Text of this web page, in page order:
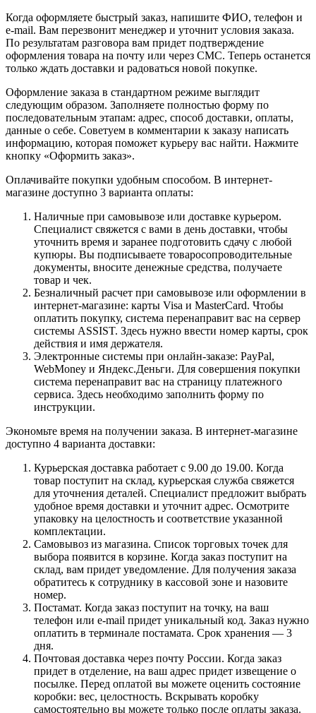
Когда оформляете быстрый заказ, напишите ФИО, телефон и
e-mail. Вам перезвонит менеджер и уточнит условия заказа.
По результатам разговора вам придет подтверждение
оформления товара на почту или через СМС. Теперь останется
только ждать доставки и радоваться новой покупке.
Оформление заказа в стандартном режиме выглядит
следующим образом. Заполняете полностью форму по
последовательным этапам: адрес, способ доставки, оплаты,
данные о себе. Советуем в комментарии к заказу написать
информацию, которая поможет курьеру вас найти. Нажмите
кнопку «Оформить заказ».
Оплачивайте покупки удобным способом. В интернет-
магазине доступно 3 варианта оплаты:
Наличные при самовывозе или доставке курьером.
Специалист свяжется с вами в день доставки, чтобы
уточнить время и заранее подготовить сдачу с любой
купюры. Вы подписываете товаросопроводительные
документы, вносите денежные средства, получаете
товар и чек.
Безналичный расчет при самовывозе или оформлении в
интернет-магазине: карты Visa и MasterCard. Чтобы
оплатить покупку, система перенаправит вас на сервер
системы ASSIST. Здесь нужно ввести номер карты, срок
действия и имя держателя.
Электронные системы при онлайн-заказе: PayPal,
WebMoney и Яндекс.Деньги. Для совершения покупки
система перенаправит вас на страницу платежного
сервиса. Здесь необходимо заполнить форму по
инструкции.
Экономьте время на получении заказа. В интернет-магазине
доступно 4 варианта доставки:
Курьерская доставка работает с 9.00 до 19.00. Когда
товар поступит на склад, курьерская служба свяжется
для уточнения деталей. Специалист предложит выбрать
удобное время доставки и уточнит адрес. Осмотрите
упаковку на целостность и соответствие указанной
комплектации.
Самовывоз из магазина. Список торговых точек для
выбора появится в корзине. Когда заказ поступит на
склад, вам придет уведомление. Для получения заказа
обратитесь к сотруднику в кассовой зоне и назовите
номер.
Постамат. Когда заказ поступит на точку, на ваш
телефон или e-mail придет уникальный код. Заказ нужно
оплатить в терминале постамата. Срок хранения — 3
дня.
Почтовая доставка через почту России. Когда заказ
придет в отделение, на ваш адрес придет извещение о
посылке. Перед оплатой вы можете оценить состояние
коробки: вес, целостность. Вскрывать коробку
самостоятельно вы можете только после оплаты заказа.